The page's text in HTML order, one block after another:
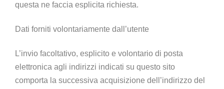
questa ne faccia esplicita richiesta.
Dati forniti volontariamente dall’utente
L’invio facoltativo, esplicito e volontario di posta
elettronica agli indirizzi indicati su questo sito
comporta la successiva acquisizione dell’indirizzo del